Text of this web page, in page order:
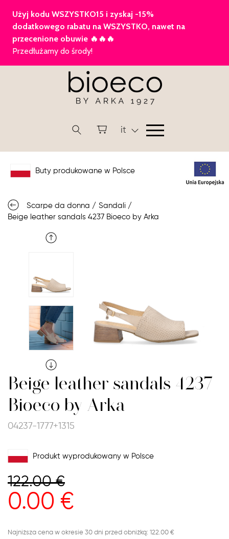
it
Buty produkowane w Polsce
Scarpe da donna / Sandali /
Beige leather sandals 4237 Bioeco by Arka
Beige leather sandals 4237
Bioeco by Arka
04237-1777+1315
Produkt wyprodukowany w Polsce
122.00€
0.00 €
Najniższa cena w okresie 30 dni przed obniżką: 122.00 €